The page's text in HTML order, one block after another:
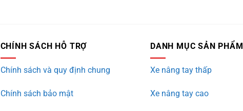
CHÍNH SÁCH HỖ TRỢ
Chính sách và quy định chung
Chính sách bảo mật
DANH MỤC SẢN PHẨM
Xe nâng tay thấp
Xe nâng tay cao